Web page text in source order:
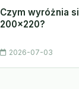
Czym wyróżnia
200x220?
2026-07-03